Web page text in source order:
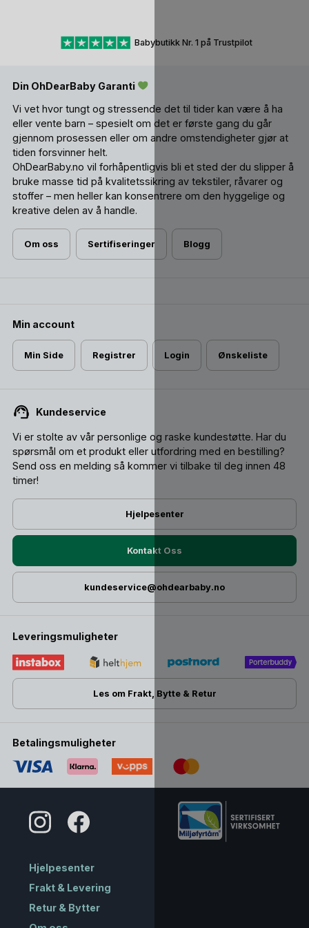
Babybutikk Nr. 1 på Trustpilot
Din OhDearBaby Garanti
Vi vet hvor tungt og stressende det til tider kan være å ha
eller vente barn – spesielt om det er første gang du går
gjennom prosessen eller om andre omstendigheter gjør at
tiden forsvinner helt.
OhDearBaby.no vil forhåpentligvis bli et sted der du slipper å
bruke masse tid på kvalitetssikring av tekstiler, råvarer og
stoffer – men heller kan konsentrere om den hyggelige og
kreative delen av å handle.
Om oss Sertifiseringer Blogg
Min account
Min Side Registrer Login Ønskeliste
Kundeservice
Vi er stolte av vår personlige og raske kundestøtte. Har du
spørsmål om et produkt eller utfordring med en bestilling?
Send oss ​​en melding så kommer vi tilbake til deg innen 48
timer!
Hjelpesenter
Kontakt Oss
kundeservice@ohdearbaby.no
Leveringsmuligheter
Les om Frakt, Bytte & Retur
Betalingsmuligheter
Hjelpesenter
Frakt & Levering
Retur & Bytter